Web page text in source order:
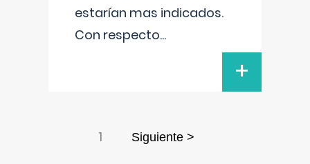
estarían mas indicados.
Con respecto...
+
1 Siguiente >